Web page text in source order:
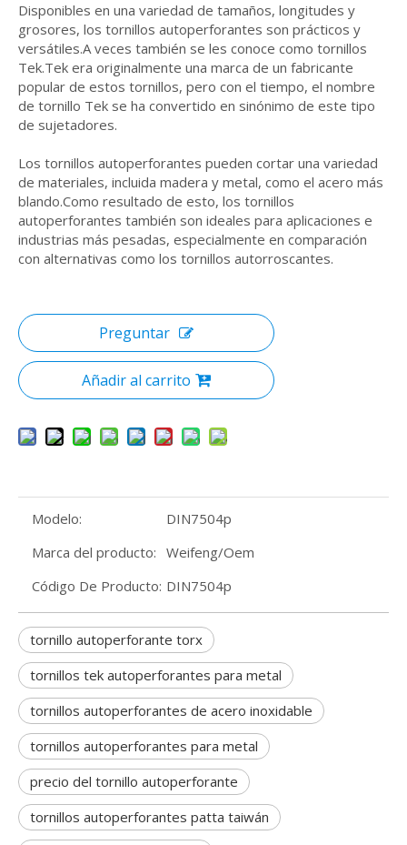
Disponibles en una variedad de tamaños, longitudes y
grosores, los tornillos autoperforantes son prácticos y
versátiles.A veces también se les conoce como tornillos
Tek.Tek era originalmente una marca de un fabricante
popular de estos tornillos, pero con el tiempo, el nombre
de tornillo Tek se ha convertido en sinónimo de este tipo
de sujetadores.
Los tornillos autoperforantes pueden cortar una variedad
de materiales, incluida madera y metal, como el acero más
blando.Como resultado de esto, los tornillos
autoperforantes también son ideales para aplicaciones e
industrias más pesadas, especialmente en comparación
con alternativas como los tornillos autorroscantes.
Preguntar
Añadir al carrito
Modelo:
DIN7504p
Marca del producto: Weifeng/Oem
Código De Producto: DIN7504p
tornillo autoperforante torx
tornillos tek autoperforantes para metal
tornillos autoperforantes de acero inoxidable
tornillos autoperforantes para metal
precio del tornillo autoperforante
tornillos autoperforantes patta taiwán